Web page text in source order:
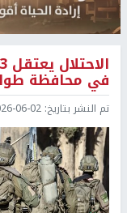
في محافظة
تم النشر بتاريخ: 06-02 09:42